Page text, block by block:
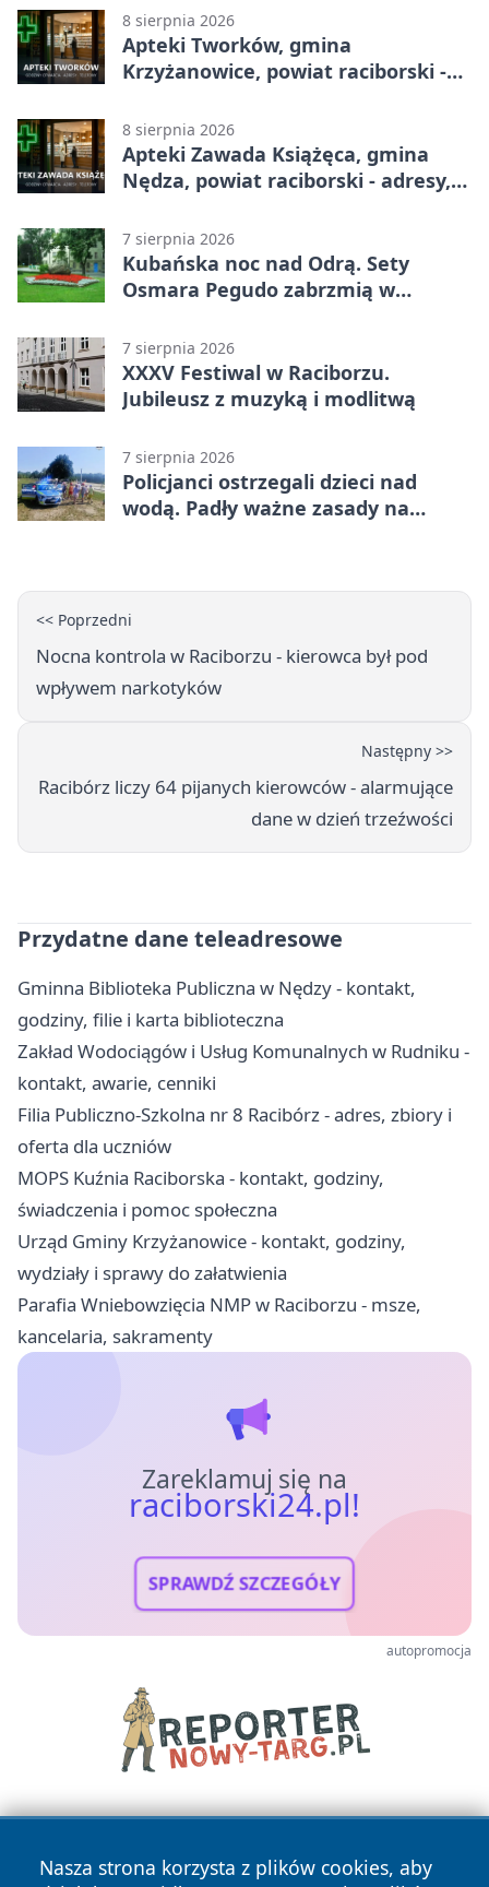
8 sierpnia 2026
Apteki Tworków, gmina
Krzyżanowice, powiat raciborski -
8 sierpnia 2026
Apteki Zawada Książęca, gmina
Nędza, powiat raciborski - adresy,
7 sierpnia 2026
Kubańska noc nad Odrą. Sety
Osmara Pegudo zabrzmią w
7 sierpnia 2026
XXXV Festiwal w Raciborzu.
Jubileusz z muzyką i modlitwą
7 sierpnia 2026
Policjanci ostrzegali dzieci nad
wodą. Padły ważne zasady na
<< Poprzedni
Nocna kontrola w Raciborzu - kierowca był pod
wpływem narkotyków
Następny >>
Racibórz liczy 64 pijanych kierowców - alarmujące
dane w dzień trzeźwości
Przydatne dane teleadresowe
Gminna Biblioteka Publiczna w Nędzy - kontakt,
godziny, filie i karta biblioteczna
Zakład Wodociągów i Usług Komunalnych w Rudniku -
kontakt, awarie, cenniki
Filia Publiczno-Szkolna nr 8 Racibórz - adres, zbiory i
oferta dla uczniów
MOPS Kuźnia Raciborska - kontakt, godziny,
świadczenia i pomoc społeczna
Urząd Gminy Krzyżanowice - kontakt, godziny,
wydziały i sprawy do załatwienia
Parafia Wniebowzięcia NMP w Raciborzu - msze,
kancelaria, sakramenty
Zareklamuj się na
raciborski24.pl!
SPRAWDŹ SZCZEGÓŁY
autopromocja
Nasza strona korzysta z plików cookies, aby